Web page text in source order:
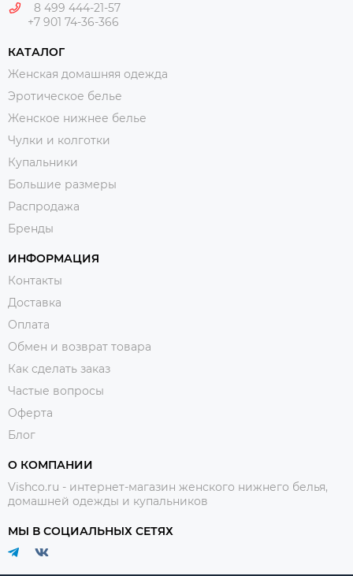
8 499 444-21-57
+7 901 74-36-366
КАТАЛОГ
Женская домашняя одежда
Эротическое белье
Женское нижнее белье
Чулки и колготки
Купальники
Большие размеры
Распродажа
Бренды
ИНФОРМАЦИЯ
Контакты
Доставка
Оплата
Обмен и возврат товара
Как сделать заказ
Частые вопросы
Оферта
Блог
О КОМПАНИИ
Vishco.ru - интернет-магазин женского нижнего белья,
домашней одежды и купальников
МЫ В СОЦИАЛЬНЫХ СЕТЯХ